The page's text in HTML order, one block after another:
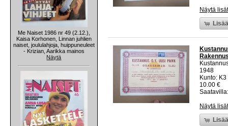
Me Naiset 1986 nr 49 (2.12.),
Kaisa Korhonen, Linnan juhlien
naiset, joululahjoja, huippuneuleet
- Krizian, Aarikka mainos
Näytä
Näytä
1948
Kunto:
10.00 €
Näytä